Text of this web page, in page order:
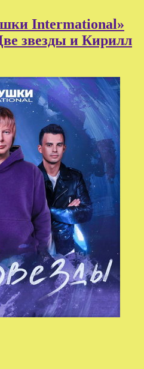
Intermational»
звезды и Кирилл